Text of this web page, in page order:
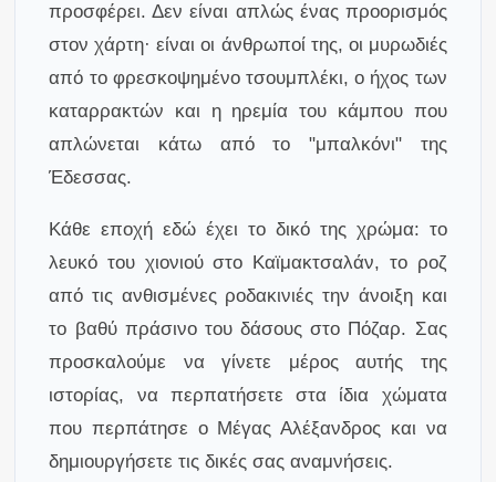
προσφέρει. Δεν είναι απλώς ένας προορισμός
στον χάρτη· είναι οι άνθρωποί της, οι μυρωδιές
από το φρεσκοψημένο τσουμπλέκι, ο ήχος των
καταρρακτών και η ηρεμία του κάμπου που
απλώνεται κάτω από το "μπαλκόνι" της
Έδεσσας.
Κάθε εποχή εδώ έχει το δικό της χρώμα: το
λευκό του χιονιού στο Καϊμακτσαλάν, το ροζ
από τις ανθισμένες ροδακινιές την άνοιξη και
το βαθύ πράσινο του δάσους στο Πόζαρ. Σας
προσκαλούμε να γίνετε μέρος αυτής της
ιστορίας, να περπατήσετε στα ίδια χώματα
που περπάτησε ο Μέγας Αλέξανδρος και να
δημιουργήσετε τις δικές σας αναμνήσεις.